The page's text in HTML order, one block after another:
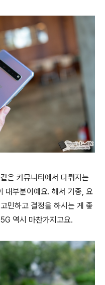
은 커뮤니티에서 다뤄지는
대부분이예요. 해서 기종, 요
민하고 결정을 하시는 게 좋
역시 마찬가지고요.